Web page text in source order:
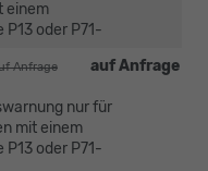
einem
oder P71-
auf Anfrage
Anfrage
nur für
mit einem
oder P71-